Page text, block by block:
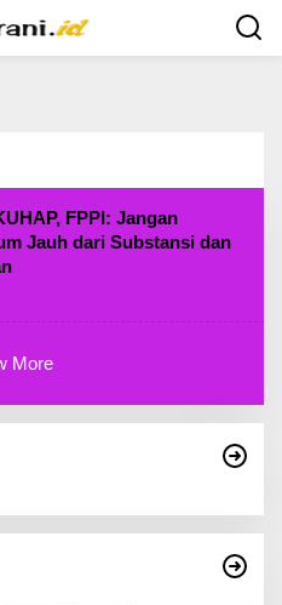
FPPI: Jangan
Jauh dari Substansi dan
More